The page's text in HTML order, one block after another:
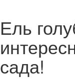
Ель
сада!